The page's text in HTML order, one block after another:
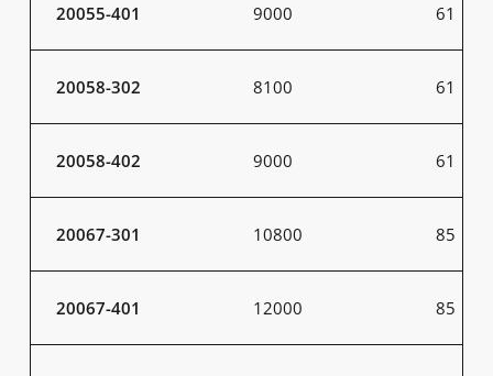
20055-401 9000 61
20058-302 8100 61
20058-402 9000 61
20067-301 10800 85
20067-401 12000 85